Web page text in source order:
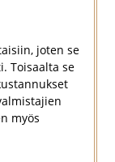
joten se
Toisaalta se
myös